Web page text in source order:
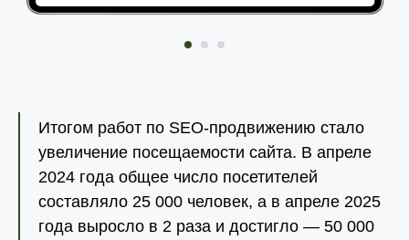
Итогом работ по SEO-продвижению стало
увеличение посещаемости сайта. В апреле
2024 года общее число посетителей
составляло 25 000 человек, а в апреле 2025
года выросло в 2 раза и достигло — 50 000